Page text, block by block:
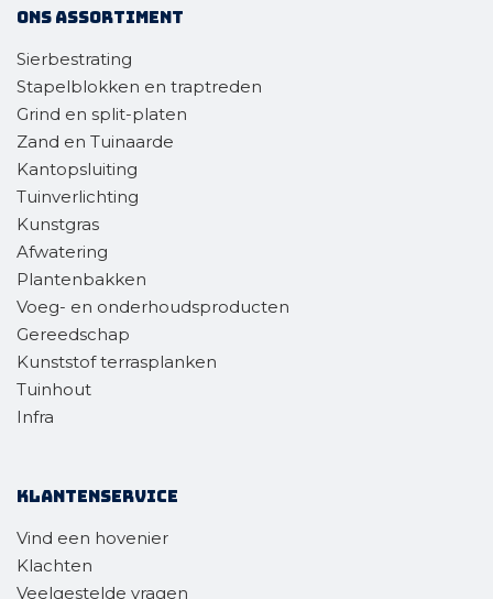
Ons assortiment
Sierbestrating
Stapelblokken en traptreden
Grind en split-platen
Zand en Tuinaarde
Kantopsluiting
Tuinverlichting
Kunstgras
Afwatering
Plantenbakken
Voeg- en onderhoudsproducten
Gereedschap
Kunststof terrasplanken
Tuinhout
Infra
Klantenservice
Vind een hovenier
Klachten
Veelgestelde vragen